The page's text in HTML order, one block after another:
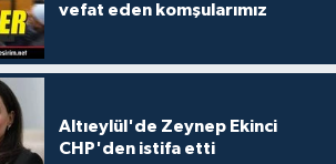
vefat eden komşularımız
Altıeylül'de Zeynep Ekinci
CHP'den istifa etti